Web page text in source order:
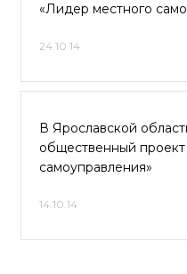
«Лидер местного
24.10.14
В Ярославской
общественный
самоуправления»
14.10.14